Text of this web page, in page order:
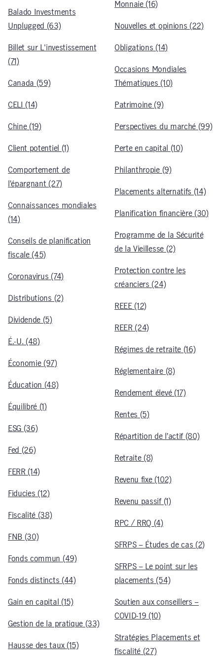
Balado Investments
Unplugged (63)
Billet sur L'investissement
(71)
Canada (59)
CELI (14)
Chine (19)
Client potentiel (1)
Comportement de
l’épargnant (27)
Connaissances mondiales
(14)
Conseils de planification
fiscale (45)
Coronavirus (74)
Distributions (2)
Dividende (5)
É.-U. (48)
Économie (97)
Éducation (48)
Équilibré (1)
ESG (36)
Fed (26)
FERR (14)
Fiducies (12)
Fiscalité (38)
FNB (30)
Fonds commun (49)
Fonds distincts (44)
Gain en capital (15)
Gestion de la pratique (33)
Hausse des taux (15)
Monnaie (16)
Nouvelles et opinions (22)
Obligations (14)
Occasions Mondiales
Thématiques (10)
Patrimoine (9)
Perspectives du marché (99)
Perte en capital (10)
Philanthropie (9)
Placements alternatifs (14)
Planification financière (30)
Programme de la Sécurité
de la Vieillesse (2)
Protection contre les
créanciers (24)
REEE (12)
REER (24)
Régimes de retraite (16)
Réglementaire (8)
Rendement élevé (17)
Rentes (5)
Répartition de l’actif (80)
Retraite (8)
Revenu fixe (102)
Revenu passif (1)
RPC / RRQ (4)
SFRPS – Études de cas (2)
SFRPS – Le point sur les
placements (54)
Soutien aux conseillers –
COVID-19 (10)
Stratégies Placements et
fiscalité (27)